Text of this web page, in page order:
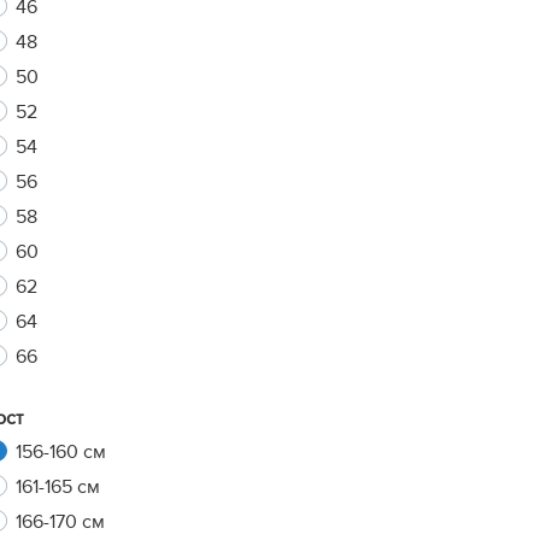
46
48
50
52
54
56
58
60
62
64
66
156-160 см
161-165 см
166-170 см